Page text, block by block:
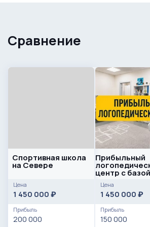
Сравнение
Спортивная школа
на Севере
Цена
1 450 000 ₽
Прибыль
200 000
Прибыльный
центр с базой
клиентов и
Цена
1 450 000 ₽
Прибыль
150 000